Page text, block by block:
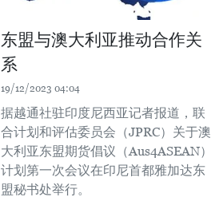
东盟与澳大利亚推动合作关
系
19/12/2023 04:04
据越通社驻印度尼西亚记者报道，联
合计划和评估委员会（JPRC）关于澳
大利亚东盟期货倡议（Aus4ASEAN）
计划第一次会议在印尼首都雅加达东
盟秘书处举行。